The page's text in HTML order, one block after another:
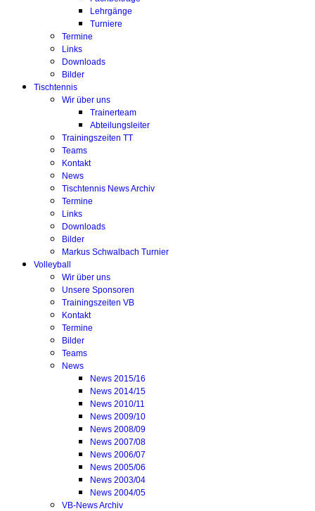
Lehrgänge
Turniere
Termine
Links
Downloads
Bilder
Tischtennis
Wir über uns
Trainerteam
Abteilungsleiter
Trainingszeiten TT
Teams
Kontakt
News
Tischtennis News Archiv
Termine
Links
Downloads
Bilder
Markus Schwalbach Turnier
Volleyball
Wir über uns
Unsere Sponsoren
Trainingszeiten VB
Kontakt
Termine
Bilder
Teams
News
News 2015/16
News 2014/15
News 2010/11
News 2009/10
News 2008/09
News 2007/08
News 2006/07
News 2005/06
News 2003/04
News 2004/05
VB-News Archiv